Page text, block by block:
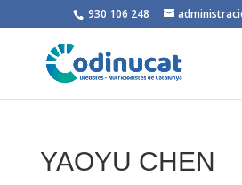
930 106 248
YAOYU CHEN